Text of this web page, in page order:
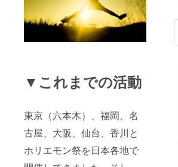
▼これまでの活動
東京（六本木）、福岡、名
古屋、大阪、仙台、香川と
ホリエモン祭を日本各地で